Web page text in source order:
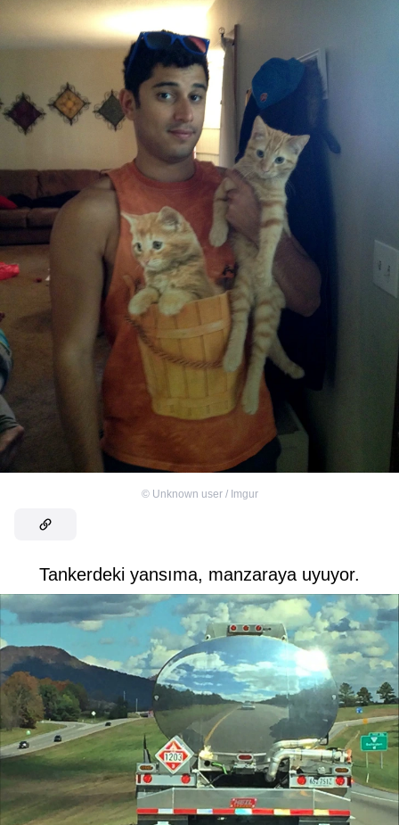
© Unknown user / Imgur
Tankerdeki yansıma, manzaraya uyuyor.